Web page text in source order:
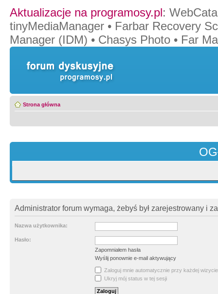
Aktualizacje na programosy.pl:
tinyMediaManager • Farbar Recovery
Manager (IDM) • Chasys Photo • Far
Strona główna
Administrator forum wymaga, żebyś był zarejestrowany i
Nazwa użytkownika:
Hasło:
Zapomniałem hasła
Wyślij ponownie e-mail aktywujący
Zaloguj mnie automatycznie przy każdej wizycie
Ukryj mój status w tej sesji